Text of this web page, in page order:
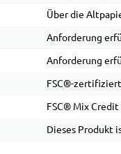
Über die
Anforderung
Anforderung
FSC®-
FSC® Mix Credit
Dieses Produkt